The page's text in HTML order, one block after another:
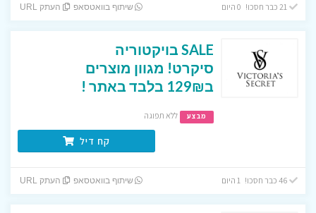
שיתוף בוואטסאפ העתק URL
SALE בויקטוריה
סיקרט! מגוון מוצרים
ב129₪ בלבד באתר !
מבצע ללא תפוגה
קח דיל
46 כבר חסכו! 1 היום שיתוף בוואטסאפ העתק URL